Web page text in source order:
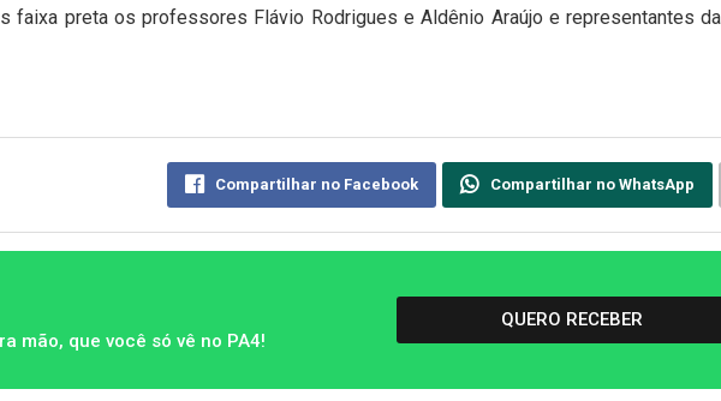
faixa preta os professores Flávio Rodrigues e Aldênio Araújo e representantes
Compartilhar no Facebook Compartilhar no WhatsApp
mão, que você só vê no PA4!
QUERO RECEBER